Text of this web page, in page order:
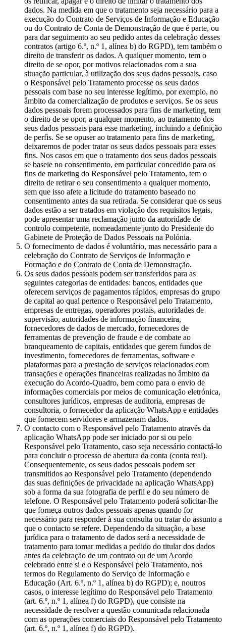
dados. Na medida em que o tratamento seja necessário para a
execução do Contrato de Serviços de Informação e Educação
ou do Contrato de Conta de Demonstração de que é parte, ou
para dar seguimento ao seu pedido antes da celebração desses
contratos (artigo 6.º, n.º 1, alínea b) do RGPD), tem também o
direito de transferir os dados. A qualquer momento, tem o
direito de se opor, por motivos relacionados com a sua
situação particular, à utilização dos seus dados pessoais, caso
o Responsável pelo Tratamento processe os seus dados
pessoais com base no seu interesse legítimo, por exemplo, no
âmbito da comercialização de produtos e serviços. Se os seus
dados pessoais forem processados para fins de marketing, tem
o direito de se opor, a qualquer momento, ao tratamento dos
seus dados pessoais para esse marketing, incluindo a definição
de perfis. Se se opuser ao tratamento para fins de marketing,
deixaremos de poder tratar os seus dados pessoais para esses
fins. Nos casos em que o tratamento dos seus dados pessoais
se baseie no consentimento, em particular concedido para os
fins de marketing do Responsável pelo Tratamento, tem o
direito de retirar o seu consentimento a qualquer momento,
sem que isso afete a licitude do tratamento baseado no
consentimento antes da sua retirada. Se considerar que os seus
dados estão a ser tratados em violação dos requisitos legais,
pode apresentar uma reclamação junto da autoridade de
controlo competente, nomeadamente junto do Presidente do
Gabinete de Proteção de Dados Pessoais na Polónia.
O fornecimento de dados é voluntário, mas necessário para a
celebração do Contrato de Serviços de Informação e
Formação e do Contrato de Conta de Demonstração.
Os seus dados pessoais podem ser transferidos para as
seguintes categorias de entidades: bancos, entidades que
oferecem serviços de pagamentos rápidos, empresas do grupo
de capital ao qual pertence o Responsável pelo Tratamento,
empresas de entregas, operadores postais, autoridades de
supervisão, autoridades de informação financeira,
fornecedores de dados de mercado, fornecedores de
ferramentas de prevenção de fraude e de combate ao
branqueamento de capitais, entidades que gerem fundos de
investimento, fornecedores de ferramentas, software e
plataformas para a prestação de serviços relacionados com
transações e operações financeiras realizadas no âmbito da
execução do Acordo-Quadro, bem como para o envio de
informações comerciais por meios de comunicação eletrónica,
consultores jurídicos, empresas de auditoria, empresas de
consultoria, o fornecedor da aplicação WhatsApp e entidades
que fornecem servidores e armazenam dados.
O contacto com o Responsável pelo Tratamento através da
aplicação WhatsApp pode ser iniciado por si ou pelo
Responsável pelo Tratamento, caso seja necessário contactá-lo
para concluir o processo de abertura da conta (conta real).
Consequentemente, os seus dados pessoais podem ser
transmitidos ao Responsável pelo Tratamento (dependendo
das suas definições de privacidade na aplicação WhatsApp)
sob a forma da sua fotografia de perfil e do seu número de
telefone. O Responsável pelo Tratamento poderá solicitar-lhe
que forneça outros dados pessoais apenas quando for
necessário para responder à sua consulta ou tratar do assunto a
que o contacto se refere. Dependendo da situação, a base
jurídica para o tratamento de dados será a necessidade de
tratamento para tomar medidas a pedido do titular dos dados
antes da celebração de um contrato ou de um Acordo
celebrado entre si e o Responsável pelo Tratamento, nos
termos do Regulamento do Serviço de Informação e
Educação (Art. 6.º, n.º 1, alínea b) do RGPD); e, noutros
casos, o interesse legítimo do Responsável pelo Tratamento
(art. 6.º, n.º 1, alínea f) do RGPD), que consiste na
necessidade de resolver a questão comunicada relacionada
com as operações comerciais do Responsável pelo Tratamento
(art. 6.º, n.º 1, alínea f) do RGPD).